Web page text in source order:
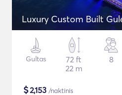
Luxury Custom Built
Gultas
72 ft
22 m
8
$2,153 /naktinis